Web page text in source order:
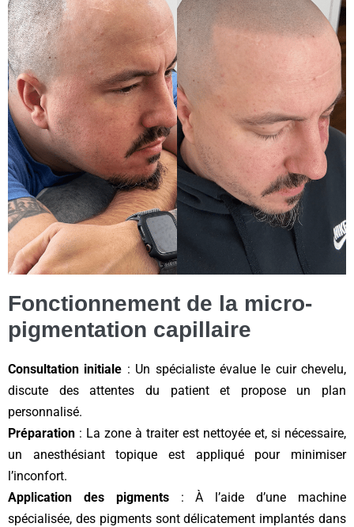
Fonctionnement de la micro-
pigmentation capillaire
Consultation initiale : Un spécialiste évalue le cuir chevelu,
discute des attentes du patient et propose un plan
personnalisé.
Préparation : La zone à traiter est nettoyée et, si nécessaire,
un anesthésiant topique est appliqué pour minimiser
l’inconfort.
Application des pigments: À l’aide d’une machine
spécialisée, des pigments sont délicatement implantés dans